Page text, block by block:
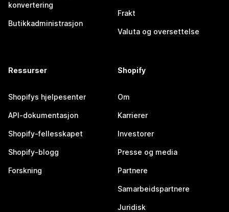
konvertering
Butikkadministrasjon
Frakt
Valuta og oversettelse
Ressurser
Shopifys hjelpesenter
API-dokumentasjon
Shopify-fellesskapet
Shopify-blogg
Forskning
Shopify
Om
Karrierer
Investorer
Presse og media
Partnere
Samarbeidspartnere
Juridisk